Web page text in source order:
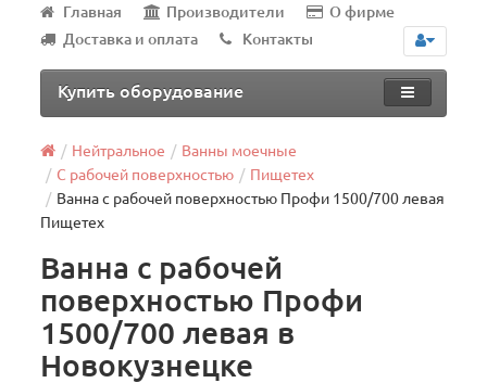
Главная Производители
О фирме
Доставка и оплата
Контакты
Купить оборудование
Нейтральное
Ванны моечные
С рабочей поверхностью
Пищетех
Ванна с рабочей поверхностью Профи 1500/700 левая
Пищетех
Ванна с рабочей
поверхностью Профи
1500/700 левая в
Новокузнецке